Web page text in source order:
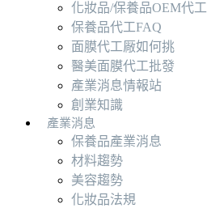
化妝品/保養品OEM代工
保養品代工FAQ
面膜代工厰如何挑
醫美面膜代工批發
產業消息情報站
創業知識
產業消息
保養品產業消息
材料趨勢
美容趨勢
化妝品法規